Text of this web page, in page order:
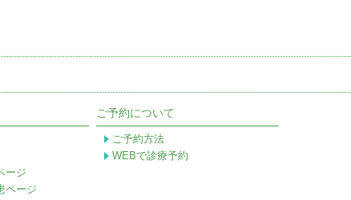
ージ
ページ
ご予約について
ご予約方法
WEBで診療予約